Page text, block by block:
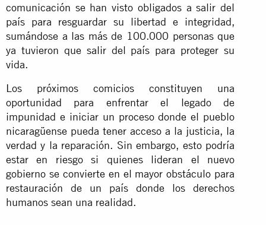
comunicación se han visto obligados a salir del
país para resguardar su libertad e integridad,
sumándose a las más de 100.000 personas que
ya tuvieron que salir del país para proteger su
vida.
Los próximos comicios constituyen una
oportunidad para enfrentar el legado de
impunidad e iniciar un proceso donde el pueblo
nicaragüense pueda tener acceso a la justicia, la
verdad y la reparación. Sin embargo, esto podría
estar en riesgo si quienes lideran el nuevo
gobierno se convierte en el mayor obstáculo para
restauración de un país donde los derechos
humanos sean una realidad.